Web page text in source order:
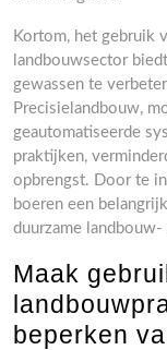
Kortom, het gebruik
landbouwsector
gewassen te
Precisielandbouw,
geautomatiseerde
praktijken,
opbrengst. Door te
boeren een
duurzame
Maak
beperken